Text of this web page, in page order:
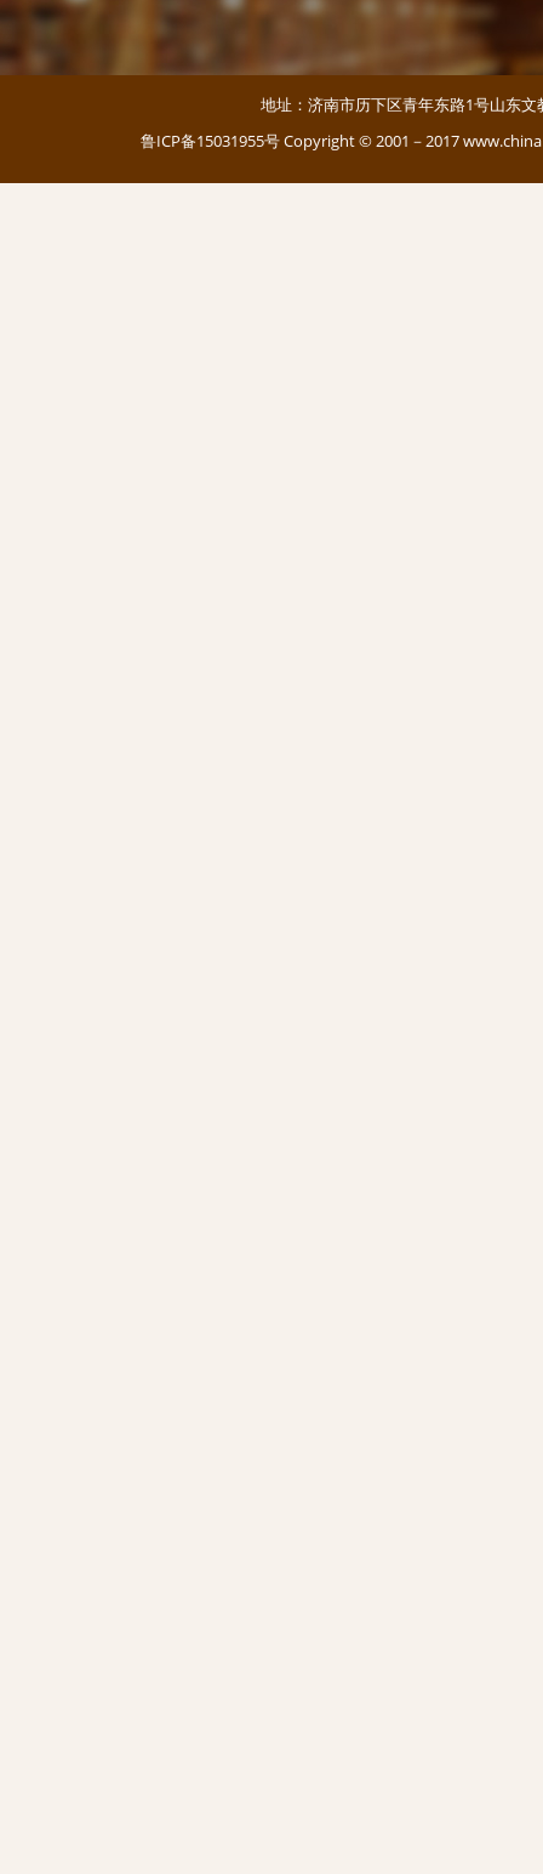
地址：济南市历下区青年东路1号山东
鲁ICP备15031955号Copyright © 2001－2017